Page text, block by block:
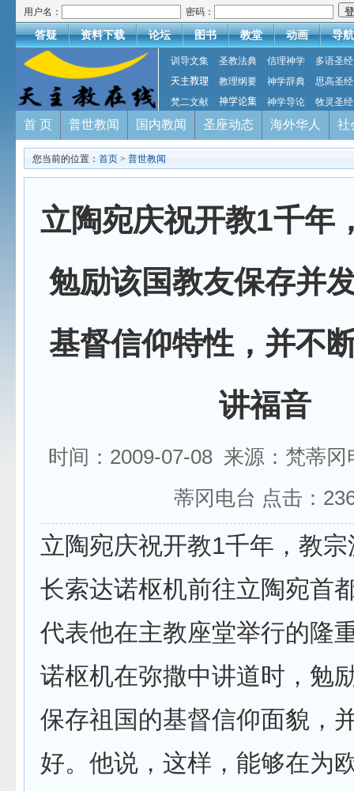
用户名： 密码：
答疑 资料下载 论坛 图书 教堂 动画 导航
训导文集 圣教法典 信理神学
多语圣经
天主教理
教理纲要 神学辞典
思高圣经
梵二文献
神学论集 神学导论 牧灵圣经
首 页 普世教闻 国内教闻 圣座动态 海外华人 社
您当前的位置： 首页 > 普世教闻
立陶宛庆祝开教1千年
勉励该国教友保存并
基督信仰特性，并不
讲福音
时间：2009-07-08 来源：梵蒂
蒂冈电台 点击：
立陶宛庆祝开教1千年，教
长索达诺枢机前往立陶宛首
代表他在主教座堂举行的隆
诺枢机在弥撒中讲道时，勉
保存祖国的基督信仰面貌，
好。他说，这样，能够在为